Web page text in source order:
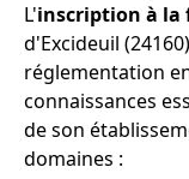
L'inscription à la
d'Excideuil
réglementation
connaissances
de son
domaines :